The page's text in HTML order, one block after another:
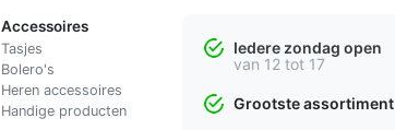
Accessoires
Tasjes
Bolero's
Heren accessoires
Handige producten
Iedere zondag open
van 12 tot 17
Grootste assortiment